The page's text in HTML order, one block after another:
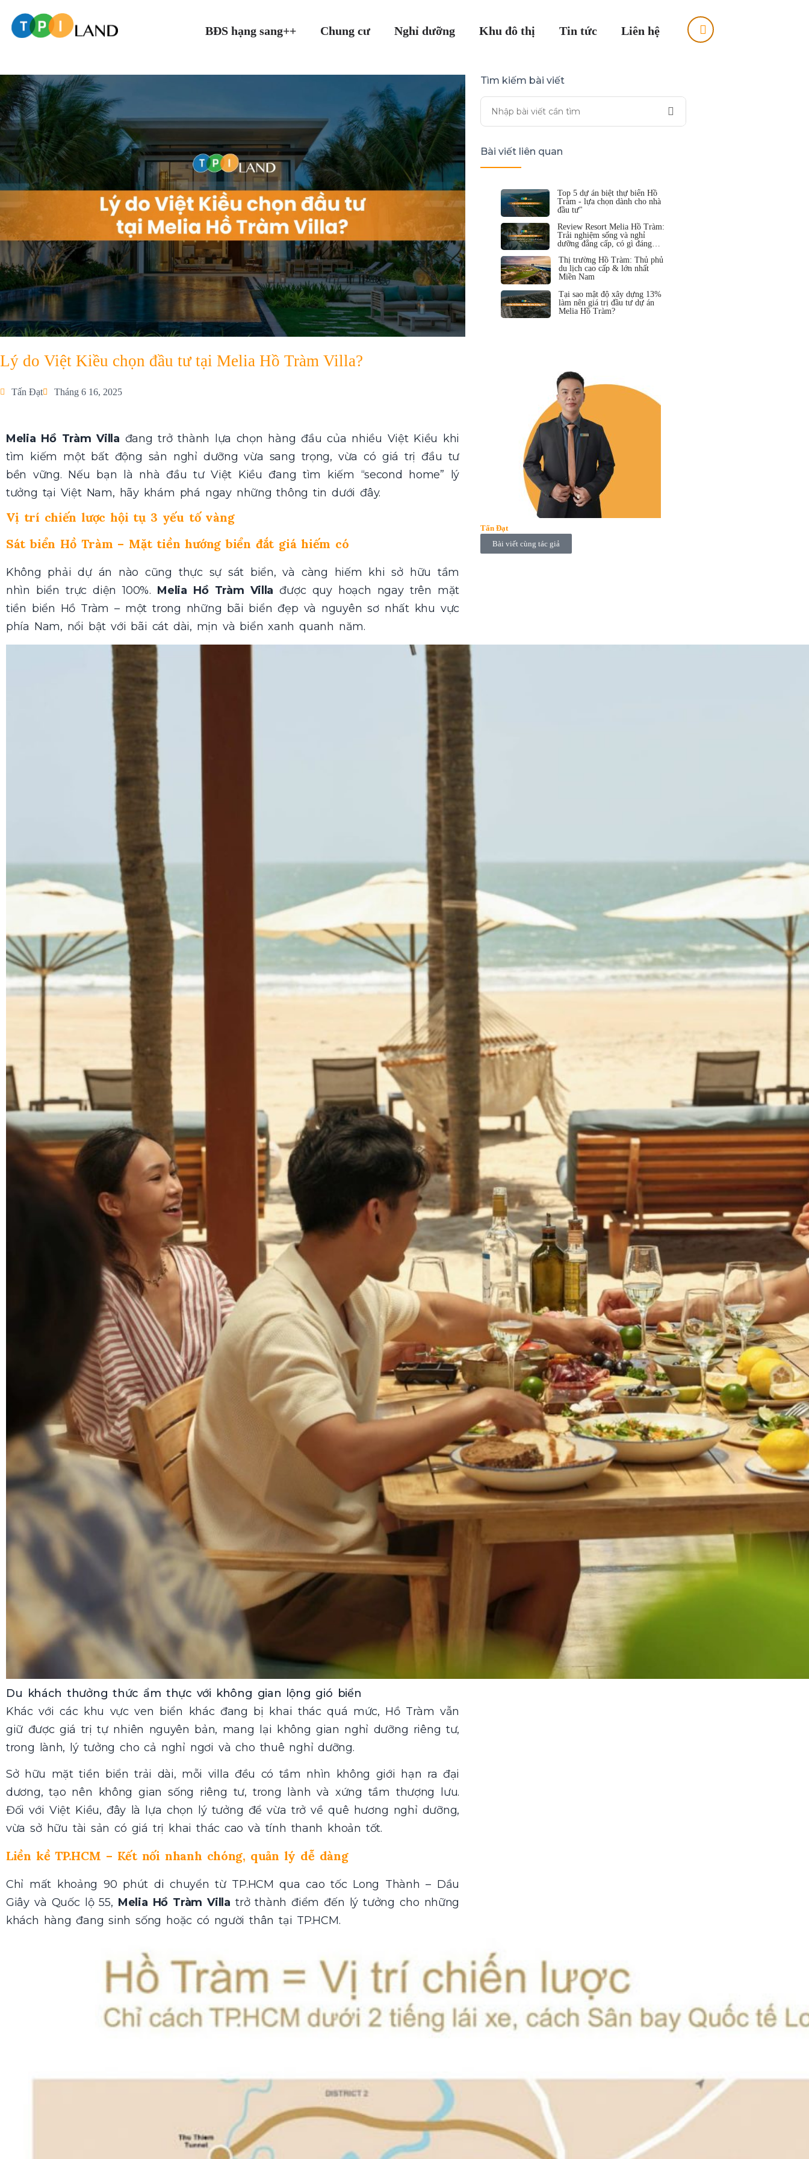
BĐS hạng sang++ Chung cư Nghỉ dưỡng Khu đô thị Tin tức Liên hệ
Lý do Việt Kiều chọn đầu tư tại Melia Hồ Tràm Villa?
Tấn Đạt Tháng 6 16, 2025
Melia Hồ Tràm Villa đang trở thành lựa chọn hàng đầu của nhiều Việt Kiều khi
tìm kiếm một bất động sản nghỉ dưỡng vừa sang trọng, vừa có giá trị đầu tư
bền vững. Nếu bạn là nhà đầu tư Việt Kiều đang tìm kiếm “second home” lý
tưởng tại Việt Nam, hãy khám phá ngay những thông tin dưới đây.
Vị trí chiến lược hội tụ 3 yếu tố vàng
Sát biển Hồ Tràm – Mặt tiền hướng biển đắt giá hiếm có
Không phải dự án nào cũng thực sự sát biển, và càng hiếm khi sở hữu tầm
nhìn biển trực diện 100%. Melia Hồ Tràm Villa được quy hoạch ngay trên mặt
tiền biển Hồ Tràm – một trong những bãi biển đẹp và nguyên sơ nhất khu vực
phía Nam, nổi bật với bãi cát dài, mịn và biển xanh quanh năm.
Du khách thưởng thức ẩm thực với không gian lộng gió biển
Khác với các khu vực ven biển khác đang bị khai thác quá mức, Hồ Tràm vẫn
giữ được giá trị tự nhiên nguyên bản, mang lại không gian nghỉ dưỡng riêng tư,
trong lành, lý tưởng cho cả nghỉ ngơi và cho thuê nghỉ dưỡng.
Sở hữu mặt tiền biển trải dài, mỗi villa đều có tầm nhìn không giới hạn ra đại
dương, tạo nên không gian sống riêng tư, trong lành và xứng tầm thượng lưu.
Đối với Việt Kiều, đây là lựa chọn lý tưởng để vừa trở về quê hương nghỉ dưỡng,
vừa sở hữu tài sản có giá trị khai thác cao và tính thanh khoản tốt.
Liền kề TP.HCM – Kết nối nhanh chóng, quản lý dễ dàng
Chỉ mất khoảng 90 phút di chuyển từ TP.HCM qua cao tốc Long Thành – Dầu
Giây và Quốc lộ 55, Melia Hồ Tràm Villa trở thành điểm đến lý tưởng cho những
khách hàng đang sinh sống hoặc có người thân tại TP.HCM.
Tìm kiếm bài viết
Bài viết liên quan
Top 5 dự án biệt thự biển Hồ
Tràm - lựa chọn dành cho nhà
đầu tư"
Review Resort Melia Hồ Tràm:
Trải nghiệm sống và nghỉ
dưỡng đẳng cấp, có gì đáng
Thị trường Hồ Tràm: Thủ phủ
du lịch cao cấp & lớn nhất
Miền Nam
Tại sao mật độ xây dựng 13%
làm nên giá trị đầu tư dự án
Melia Hồ Tràm?
Tấn Đạt
Bài viết cùng tác giả